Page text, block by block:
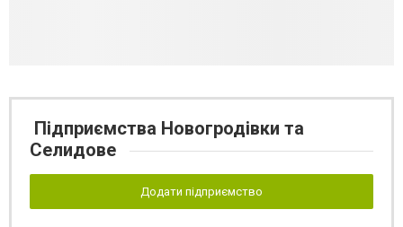
Підприємства Новогродівки та
Селидове
Додати підприємство